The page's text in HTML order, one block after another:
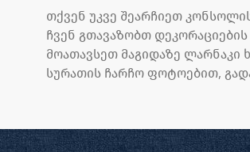
თქვენ უკვე შეარჩიეთ
ჩვენ გთავაზობთ
მოათავსეთ მაგიდაზე
სურათის ჩარჩო ფოტოებით,